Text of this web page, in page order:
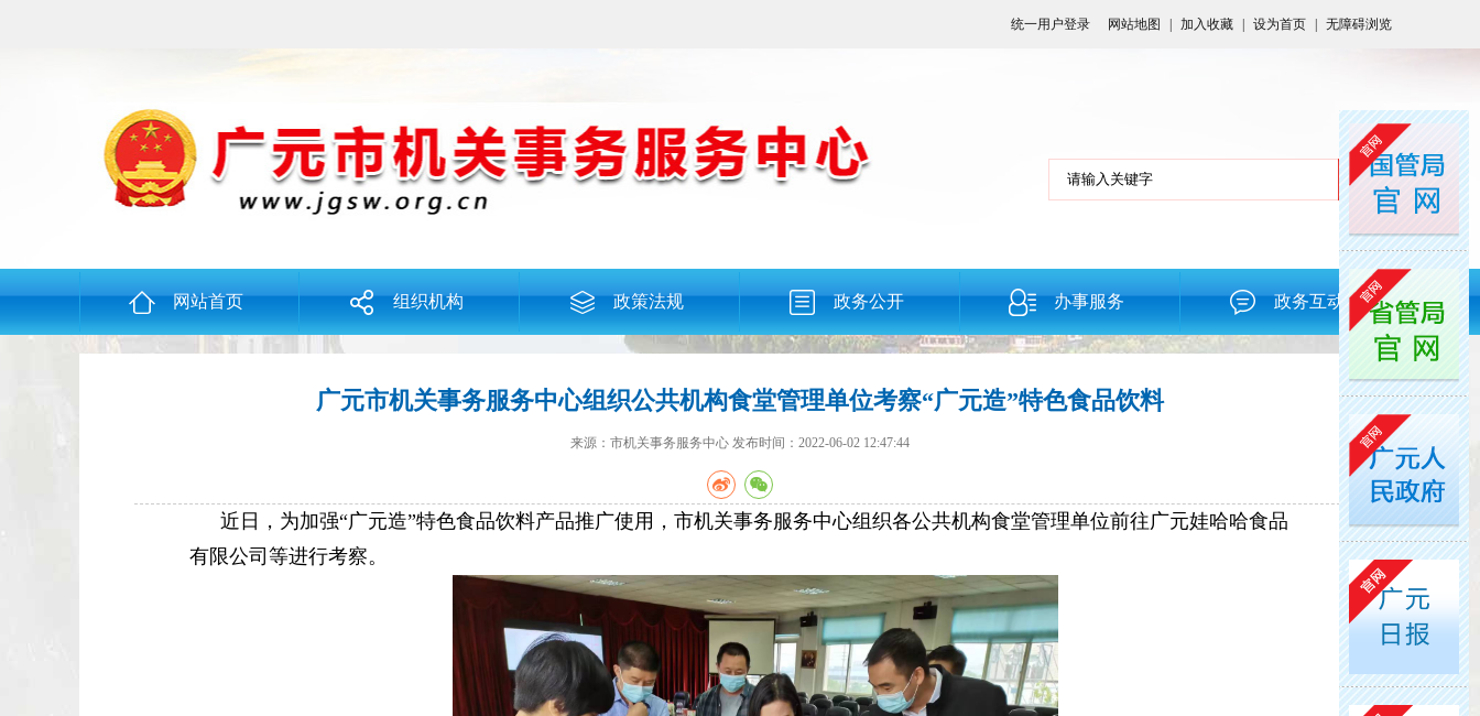
统一用户登录 网站地图 加入收藏 设为首页 无障碍浏览
网站首页 组织机构 政策法规 政务公开 办事服务 政务互动
广元市机关事务服务中心组织公共机构食堂管理单位考察“广元造”特色食品饮料
来源：市机关事务服务中心 发布时间：2022-06-02 12:47:44
近日，为加强“广元造”特色食品饮料产品推广使用，市机关事务服务中心组织各公共机构食堂管理单位前往广元娃哈哈食品
有限公司等进行考察。